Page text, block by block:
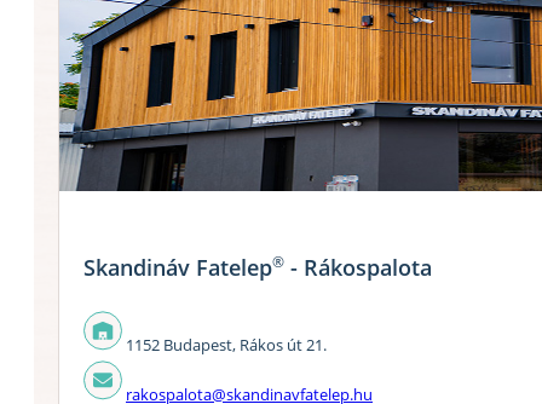
Skandináv Fatelep® - Rákospalota
1152 Budapest, Rákos út 21.
rakospalota@skandinavfatelep.hu